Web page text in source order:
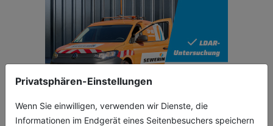
Privatsphären-Einstellungen
Wenn Sie einwilligen, verwenden wir Dienste, die
Informationen im Endgerät eines Seitenbesuchers speichern